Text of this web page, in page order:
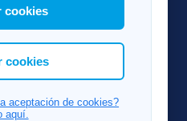
a elección das
cookies
cookies
aceptación de cookies?
aquí.